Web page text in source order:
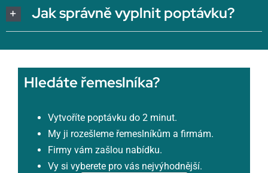
Jak správně vyplnit poptávku?
Hledáte řemeslníka?
Vytvoříte poptávku do 2 minut.
My ji rozešleme řemeslníkům a firmám.
Firmy vám zašlou nabídku.
Vy si vyberete pro vás nejvýhodnější.